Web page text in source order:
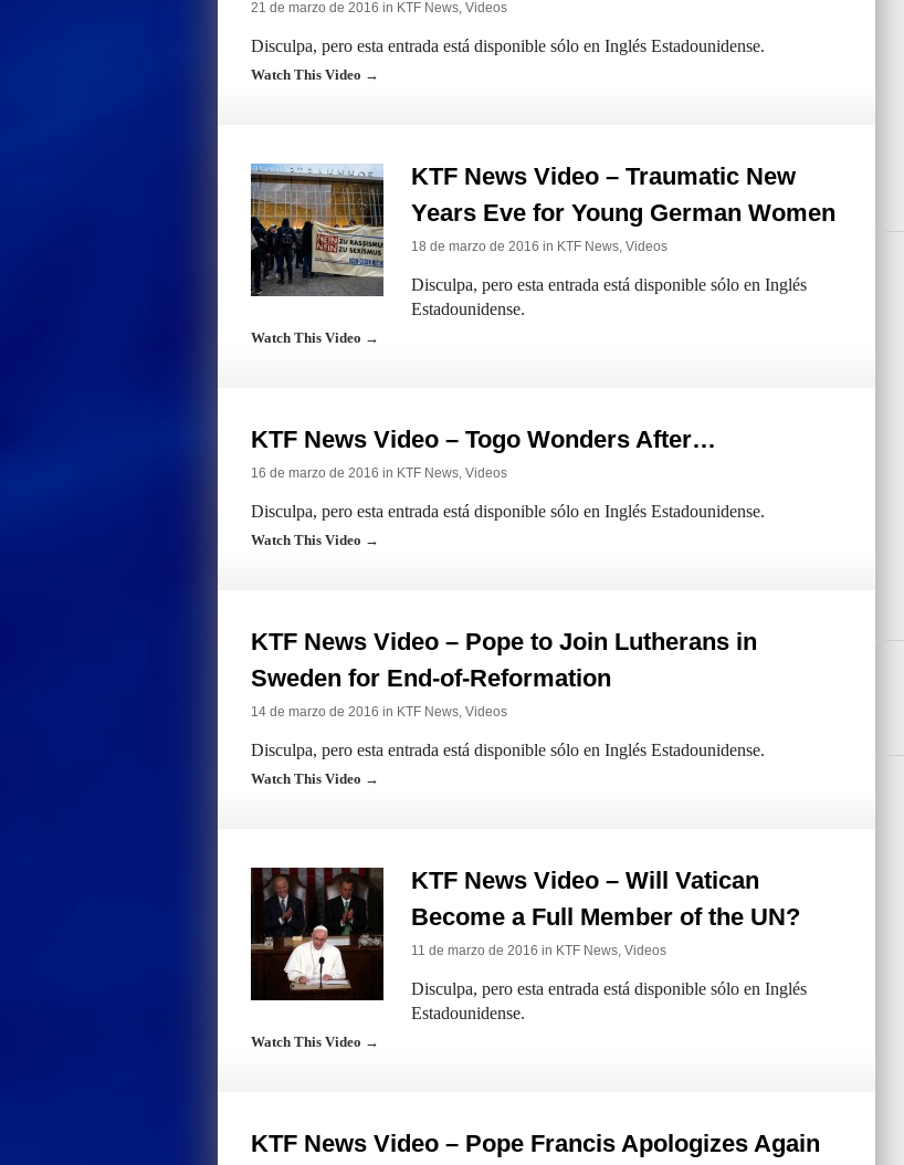
21 de marzo de 2016 in KTF News, Videos
Disculpa, pero esta entrada está disponible sólo en Inglés Estadounidense.
Watch This Video →
KTF News Video – Traumatic New
Years Eve for Young German Women
18 de marzo de 2016 in KTF News, Videos
Disculpa, pero esta entrada está disponible sólo en Inglés
Estadounidense.
Watch This Video →
KTF News Video – Togo Wonders After…
16 de marzo de 2016 in KTF News, Videos
Disculpa, pero esta entrada está disponible sólo en Inglés Estadounidense.
Watch This Video →
KTF News Video – Pope to Join Lutherans in
Sweden for End-of-Reformation
14 de marzo de 2016 in KTF News, Videos
Disculpa, pero esta entrada está disponible sólo en Inglés Estadounidense.
Watch This Video →
KTF News Video – Will Vatican
Become a Full Member of the UN?
11 de marzo de 2016 in KTF News, Videos
Disculpa, pero esta entrada está disponible sólo en Inglés
Estadounidense.
Watch This Video →
KTF News Video – Pope Francis Apologizes Again